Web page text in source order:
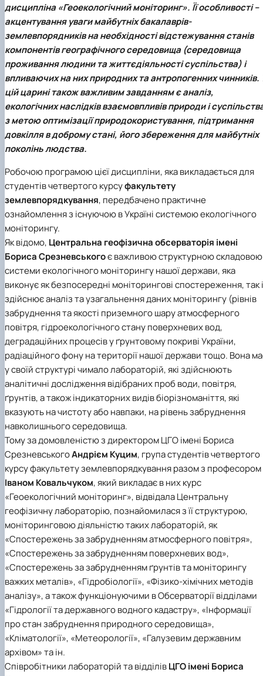
Іноземні мови
Працевлаштування
Їдальні та буфети
Студентські квитки
Центр вивчення мов
Психологічна підтримка
Інклюзивне середовище
Рада молодих вчених
Наукові школи
Стартап школа НУБіП України
Методичні рекомендації, пам'ятки
Форми документів
Патентно-ліцензійна діяльність
ЦКНО «Агропромисловий комплекс, лісове і
садово-паркове господарство, ветеринарна
медицина»
Обладнання НУБіП України
Біоетична комісія
Наукові видання
Досліднику та автору
Звіт про проведення НТЗ
Наукові журнали НУБіП України
Наукові журнали НУБіП України (English)
Пам'ятка про проведення науково-
заходів
Порядок планування та організації
проведення НТЗ
Результати науково-технічних заходів
Наука для бізнесу
Каталог наукових послуг
«SEB-2024»
«SEB-2025»
Наглядова рада
Рада роботодавців
Благодійний фонд «Голосіївська ініціатива
2020»
Історія університету
Видатні випускники та працівники
Звіт ректора
Пам'яті захисників України
Почесні доктори і професори НУБіП України
Пресслужба
Університетський кур'єр
Вибори ректора
Програма розвитку університету
ініціатива – 2025»
Доступ до публічної інформації
Державні закупівлі
Офіційна символіка
Антикорупційні заходи
Уповноважена особа з питань запобігання
виявлення корупції
Положення про антикорупційного
уповноваженого НУБіП України
Національні нормативно-правові акти
Нормативно-правові акти НУБіП України
Інформаційні ресурси НАЗК
Гендерна радниця
Контактна інформація
дисципліна «Геоекологічний моніторинг». Її особливості –
акцентування уваги майбутніх бакалаврів-
землевпорядників на необхідності відстежування станів
компонентів географічного середовища (середовища
проживання людини та життєдіяльності суспільства) і
впливаючих на них природних та антропогенних чинників.
цій царині також важливим завданням є аналіз,
екологічних наслідків взаємовпливів природи і
з метою оптимізації природокористування, підтримання
довкілля в доброму стані, його збереження для майбутніх
поколінь людства.
Робочою програмою цієї дисципліни, яка викладається для
студентів четвертого курсуфакультету
землевпорядкування, передбачено практичне
ознайомлення з існуючою в Україні системою екологічного
моніторингу.
Як відомо, Центральна геофізична обсерваторія імені
Бориса Срезневськогоє важливою структурною складовою
системи екологічного моніторингу нашої держави, яка
виконує як безпосередні моніторингові спостереження, так і
здійснює аналіз та узагальнення даних моніторингу (рівнів
забруднення та якості приземного шару атмосферного
повітря, гідроекологічного стану поверхневих вод,
деградаційних процесів у ґрунтовому покриві України,
радіаційного фону на території нашої держави тощо. Вона
у своїй структурі чимало лабораторій, які здійснюють
аналітичні дослідження відібраних проб води, повітря,
ґрунтів, а також індикаторних видів біорізноманіття, які
вказують на чистоту або навпаки, на рівень забруднення
навколишнього середовища.
Тому за домовленістю з директором ЦГО імені Бориса
СрезневськогоАндрієм Куцим, група студентів четвертого
курсу факультету землевпорядкування разом з професором
Іваном Ковальчуком, який викладає в них курс
«Геоекологічний моніторинг», відвідалаЦентральну
геофізичну лабораторію, познайомилася з її структурою,
моніторинговою діяльністю таких лабораторій, як
«Спостережень за забрудненням атмосферного повітря»,
«Спостережень за забрудненням поверхневих вод»,
«Спостережень за забрудненням ґрунтів та моніторингу
важких металів», «Гідробіології», «Фізико-хімічних методів
аналізу», а також функціонуючими в Обсерваторії відділами
«Гідрології та державного водного кадастру», «Інформації
про стан забруднення природного середовища»,
«Кліматології», «Метеорології», «Галузевим державним
архівом» та ін.
Співробітники лабораторій та відділівЦГО імені Бориса